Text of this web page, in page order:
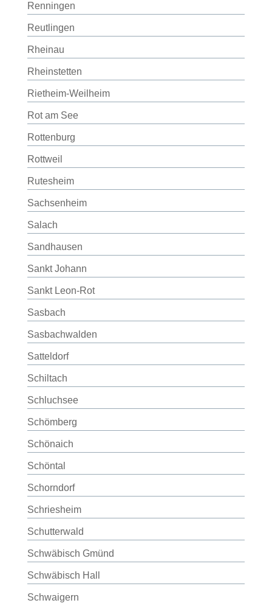
Renningen
Reutlingen
Rheinau
Rheinstetten
Rietheim-Weilheim
Rot am See
Rottenburg
Rottweil
Rutesheim
Sachsenheim
Salach
Sandhausen
Sankt Johann
Sankt Leon-Rot
Sasbach
Sasbachwalden
Satteldorf
Schiltach
Schluchsee
Schömberg
Schönaich
Schöntal
Schorndorf
Schriesheim
Schutterwald
Schwäbisch Gmünd
Schwäbisch Hall
Schwaigern